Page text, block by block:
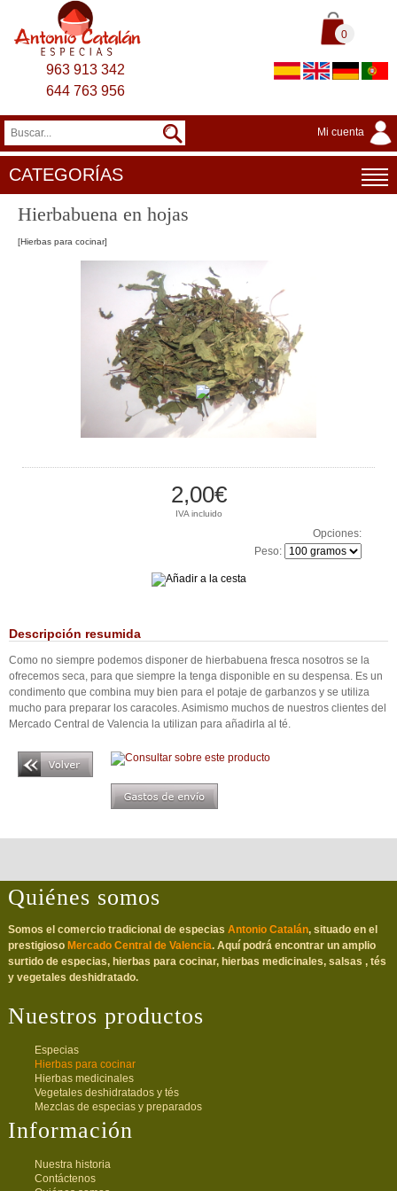
0
963 913 342
644 763 956
Mi cuenta
CATEGORÍAS
Hierbabuena en hojas
[Hierbas para cocinar]
2,00€
IVA incluido
Opciones:
Peso:
Descripción resumida
Como no siempre podemos disponer de hierbabuena fresca nosotros se la
ofrecemos seca, para que siempre la tenga disponible en su despensa. Es un
condimento que combina muy bien para el potaje de garbanzos y se utiliza
mucho para preparar los caracoles. Asimismo muchos de nuestros clientes del
Mercado Central de Valencia la utilizan para añadirla al té.
Quiénes somos
Somos el comercio tradicional de especias Antonio Catalán, situado en el
prestigioso Mercado Central de Valencia. Aquí podrá encontrar un amplio
surtido de especias, hierbas para cocinar, hierbas medicinales, salsas , tés
y vegetales deshidratado.
Nuestros productos
Especias
Hierbas para cocinar
Hierbas medicinales
Vegetales deshidratados y tés
Mezclas de especias y preparados
Información
Nuestra historia
Contáctenos